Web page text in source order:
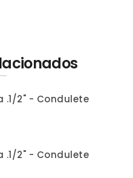
.1/2" - Condulete
.1/2" - Condulete